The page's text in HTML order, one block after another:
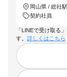
岡山県 / 総社駅
契約社員
「LINEで受け取る
す。 詳しくはこちら